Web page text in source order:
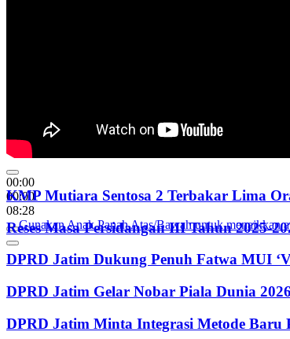
00:00
00:00
08:28
Gunakan Anak Panah Atas/Bawah untuk menaikkan
KMP Mutiara Sentosa 2 Terbakar Lima
Reses Masa Persidangan III Tahun 2025-
DPRD Jatim Dukung Penuh Fatwa MUI
DPRD Jatim Gelar Nobar Piala Dunia
DPRD Jatim Minta Integrasi Metode